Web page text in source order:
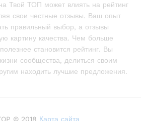
Твой ТОП может влиять на рейтинг
свои честные отзывы. Ваш опыт
правильный выбор, а отзывы
картину качества. Чем больше
становится рейтинг. Вы
сообщества, делиться своим
находить лучшие предложения.
© 2018 Карта сайта